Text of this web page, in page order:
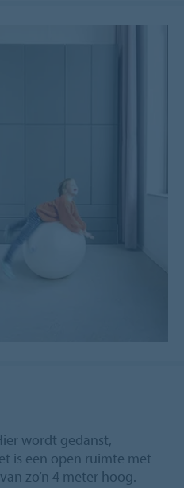
wordt gedanst,
is een open ruimte met
zo’n 4 meter hoog.